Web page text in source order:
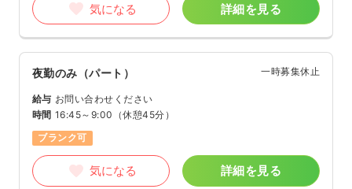
気になる 詳細を見る
夜勤のみ（パート） 一時募集休止
給与 お問い合わせください
時間 16:45～9:00 （休憩45分）
ブランク可
気になる 詳細を見る